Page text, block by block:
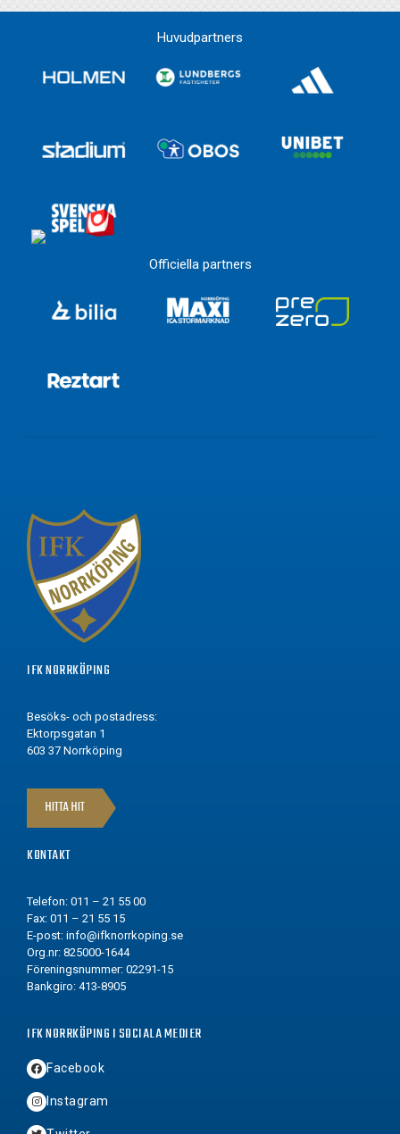
Huvudpartners
Officiella partners
IFK NORRKÖPING
Besöks- och postadress:
Ektorpsgatan 1
603 37 Norrköping
HITTA HIT
KONTAKT
Telefon: 011 – 21 55 00
Fax: 011 – 21 55 15
E-post: info@ifknorrkoping.se
Org.nr: 825000-1644
Föreningsnummer: 02291-15
Bankgiro: 413-8905
IFK NORRKÖPING I SOCIALA MEDIER
Facebook
Instagram